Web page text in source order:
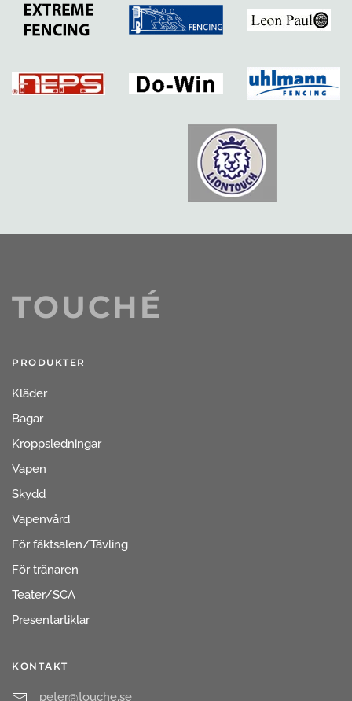
TOUCHÉ
PRODUKTER
Kläder
Bagar
Kroppsledningar
Vapen
Skydd
Vapenvård
För fäktsalen/Tävling
För tränaren
Teater/SCA
Presentartiklar
KONTAKT
peter@touche.se